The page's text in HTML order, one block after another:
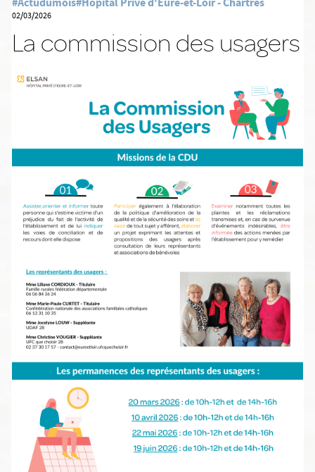
02/03/2026
La commission des usagers